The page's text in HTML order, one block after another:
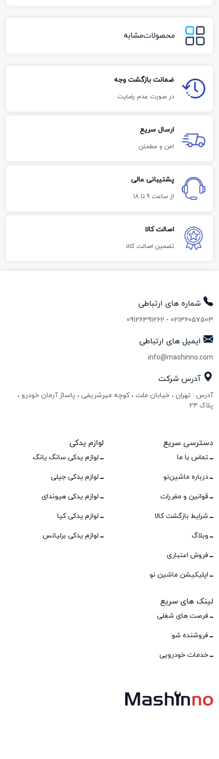
محصولاتمشابه
ضمانت بازگشت وجه
در صورت عدم رضایت
ارسال سریع
امن و مطمئن
پشتیبانی عالی
از ساعت 9 تا 18
اصالت کالا
تضمین اصالت کالا
شماره های ارتباطی
02136057503
-
09126391262
ایمیل های ارتباطی
info@mashinno.com
آدرس شرکت
آدرس : تهران ، خیابان ملت ، کوچه میرشریفی ، پاساژ آرمان خودرو ،
پلاک ۲۴
دسترسی سریع
تماس با ما
درباره ماشین‌نو
قوانین و مقررات
شرایط بازگشت کالا
وبلاگ
فروش اعتباری
اپلیکیشن ماشین نو
لوازم یدکی
لوازم یدکی سانگ یانگ
لوازم یدکی جیلی
لوازم یدکی هیوندای
لوازم یدکی کیا
لوازم یدکی برلیانس
لینک های سریع
فرصت های شغلی
فروشنده شو
خدمات خودرویی